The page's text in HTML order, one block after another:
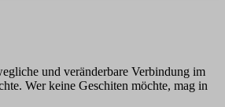
und veränderbare Verbindung im
Wer keine Geschiten möchte, mag in